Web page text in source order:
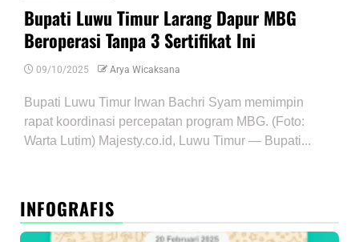
Bupati Luwu Timur Larang Dapur MBG
Beroperasi Tanpa 3 Sertifikat Ini
09/10/2025 Arya Wicaksana
Bupati Luwu Timur Irwan Bachri Syam memimpin
rapat koordinasi percepatan program MBG. (Foto:
Warta Lutim) Majesty.co.id, Luwu Timur — Bupati...
INFOGRAFIS